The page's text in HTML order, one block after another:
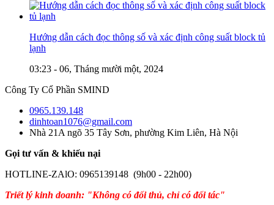
Hướng dẫn cách đọc thông số và xác định công suất block tủ
lạnh
03:23 - 06, Tháng mười một, 2024
Công Ty Cổ Phần SMIND
0965.139.148
dinhtoan1076@gmail.com
Nhà 21A ngõ 35 Tây Sơn, phường Kim Liên, Hà Nội
Gọi tư vấn & khiếu nại
HOTLINE-ZAlO: 0965139148 (9h00 - 22h00)
Triết lý kinh doanh: "Không có đối thủ, chỉ có đối tác"